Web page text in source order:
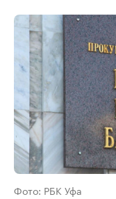
Фото: РБК Уфа